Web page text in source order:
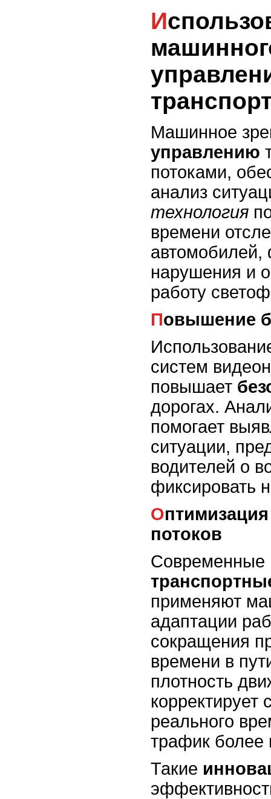
Использование
Машинное
управлению
потоками,
анализ
технология
времени
автомобилей,
нарушения и
работу
Повышение
систем
повышает
дорогах.
помогает
ситуации,
водителей о
фиксировать
Оптимизация транспортных
потоков
Современные
применяют
адаптации
сокращения
времени в
плотность
реального
трафик более
Такие